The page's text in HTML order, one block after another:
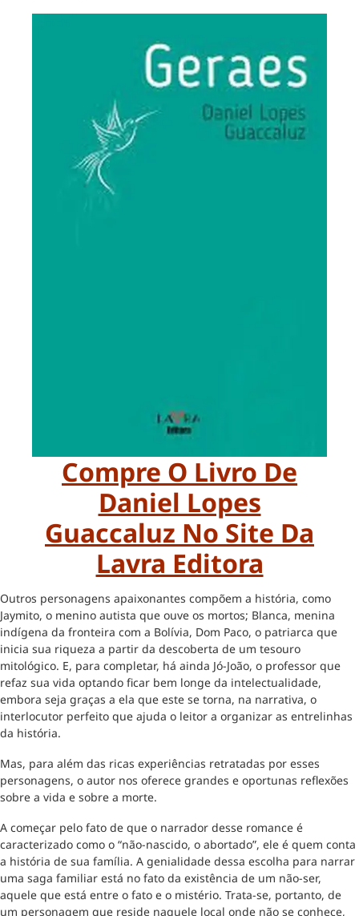
Compre O Livro De
Daniel Lopes
Guaccaluz No Site Da
Lavra Editora
Outros personagens apaixonantes compõem a história, como
Jaymito, o menino autista que ouve os mortos; Blanca, menina
indígena da fronteira com a Bolívia, Dom Paco, o patriarca que
inicia sua riqueza a partir da descoberta de um tesouro
mitológico. E, para completar, há ainda Jó-João, o professor que
refaz sua vida optando ficar bem longe da intelectualidade,
embora seja graças a ela que este se torna, na narrativa, o
interlocutor perfeito que ajuda o leitor a organizar as entrelinhas
da história.
Mas, para além das ricas experiências retratadas por esses
personagens, o autor nos oferece grandes e oportunas reflexões
sobre a vida e sobre a morte.
A começar pelo fato de que o narrador desse romance é
caracterizado como o “não-nascido, o abortado”, ele é quem conta
a história de sua família. A genialidade dessa escolha para narrar
uma saga familiar está no fato da existência de um não-ser,
aquele que está entre o fato e o mistério. Trata-se, portanto, de
um personagem que reside naquele local onde não se conhece,